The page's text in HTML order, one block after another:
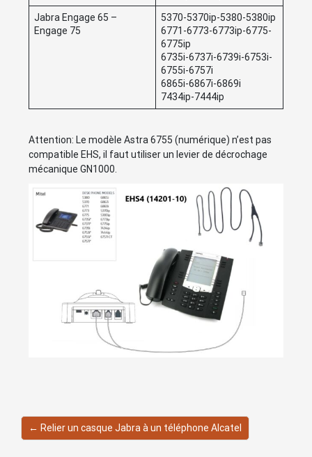
Jabra Engage 65 –
Engage 75
5370-5370ip-5380-5380ip
6771-6773-6773ip-6775-
6775ip
6735i-6737i-6739i-6753i-
6755i-6757i
6865i-6867i-6869i
7434ip-7444ip
Attention: Le modèle Astra 6755 (numérique) n’est pas
compatible EHS, il faut utiliser un levier de décrochage
mécanique GN1000.
← Relier un casque Jabra à un téléphone Alcatel